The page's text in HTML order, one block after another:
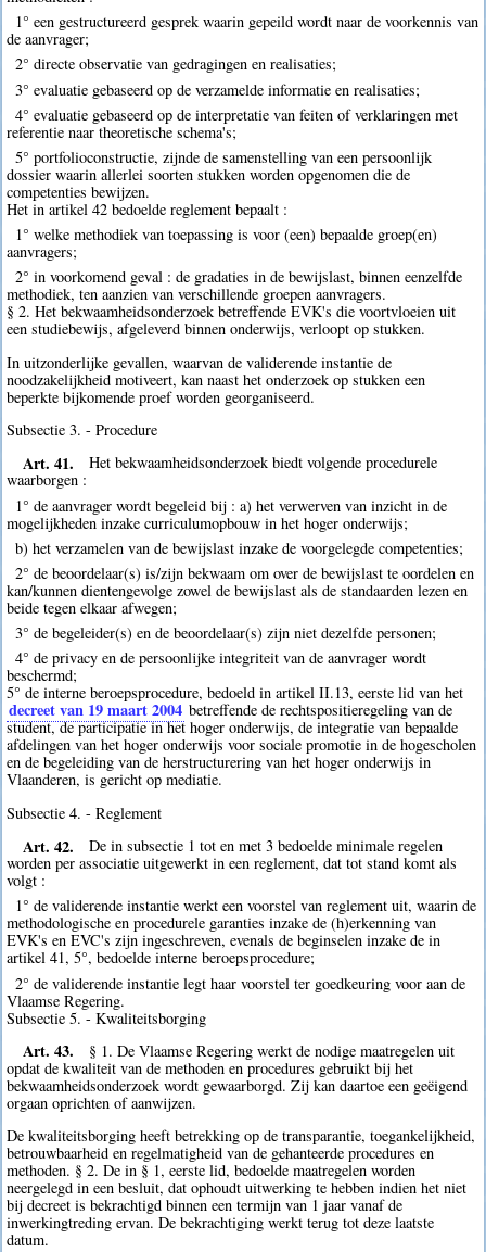
1° een gestructureerd gesprek waarin gepeild wordt naar de voorkennis van
de aanvrager;
2° directe observatie van gedragingen en realisaties;
3° evaluatie gebaseerd op de verzamelde informatie en realisaties;
4° evaluatie gebaseerd op de interpretatie van feiten of verklaringen met
referentie naar theoretische schema's;
5° portfolioconstructie, zijnde de samenstelling van een persoonlijk
dossier waarin allerlei soorten stukken worden opgenomen die de
competenties bewijzen.
Het in artikel 42 bedoelde reglement bepaalt :
1° welke methodiek van toepassing is voor (een) bepaalde groep(en)
aanvragers;
2° in voorkomend geval : de gradaties in de bewijslast, binnen eenzelfde
methodiek, ten aanzien van verschillende groepen aanvragers.
§ 2. Het bekwaamheidsonderzoek betreffende EVK's die voortvloeien uit
een studiebewijs, afgeleverd binnen onderwijs, verloopt op stukken.
In uitzonderlijke gevallen, waarvan de validerende instantie de
noodzakelijkheid motiveert, kan naast het onderzoek op stukken een
beperkte bijkomende proef worden georganiseerd.
Subsectie 3. - Procedure
Art. 41.
Het bekwaamheidsonderzoek biedt volgende procedurele
waarborgen :
1° de aanvrager wordt begeleid bij : a) het verwerven van inzicht in de
mogelijkheden inzake curriculumopbouw in het hoger onderwijs;
b) het verzamelen van de bewijslast inzake de voorgelegde competenties;
2° de beoordelaar(s) is/zijn bekwaam om over de bewijslast te oordelen en
kan/kunnen dientengevolge zowel de bewijslast als de standaarden lezen en
beide tegen elkaar afwegen;
3° de begeleider(s) en de beoordelaar(s) zijn niet dezelfde personen;
4° de privacy en de persoonlijke integriteit van de aanvrager wordt
beschermd;
5° de interne beroepsprocedure, bedoeld in artikel II.13, eerste lid van het
decreet van 19 maart 2004 betreffende de rechtspositieregeling van de
student, de participatie in het hoger onderwijs, de integratie van bepaalde
afdelingen van het hoger onderwijs voor sociale promotie in de hogescholen
en de begeleiding van de herstructurering van het hoger onderwijs in
Vlaanderen, is gericht op mediatie.
Subsectie 4. - Reglement
Art. 42.
De in subsectie 1 tot en met 3 bedoelde minimale regelen
worden per associatie uitgewerkt in een reglement, dat tot stand komt als
volgt :
1° de validerende instantie werkt een voorstel van reglement uit, waarin de
methodologische en procedurele garanties inzake de (h)erkenning van
EVK's en EVC's zijn ingeschreven, evenals de beginselen inzake de in
artikel 41, 5°, bedoelde interne beroepsprocedure;
2° de validerende instantie legt haar voorstel ter goedkeuring voor aan de
Vlaamse Regering.
Subsectie 5. - Kwaliteitsborging
Art. 43.
§ 1. De Vlaamse Regering werkt de nodige maatregelen uit
opdat de kwaliteit van de methoden en procedures gebruikt bij het
bekwaamheidsonderzoek wordt gewaarborgd. Zij kan daartoe een geëigend
orgaan oprichten of aanwijzen.
De kwaliteitsborging heeft betrekking op de transparantie, toegankelijkheid,
betrouwbaarheid en regelmatigheid van de gehanteerde procedures en
methoden. § 2. De in § 1, eerste lid, bedoelde maatregelen worden
neergelegd in een besluit, dat ophoudt uitwerking te hebben indien het niet
bij decreet is bekrachtigd binnen een termijn van 1 jaar vanaf de
inwerkingtreding ervan. De bekrachtiging werkt terug tot deze laatste
datum.